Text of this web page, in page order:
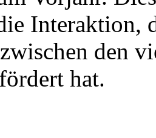
Interaktion,
den
hat.